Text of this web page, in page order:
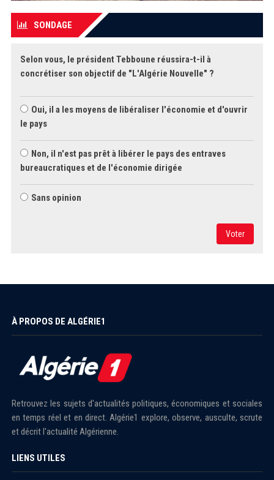
SONDAGE
Selon vous, le président Tebboune réussira-t-il à
concrétiser son objectif de "L'Algérie Nouvelle" ?
Oui, il a les moyens de libéraliser l'économie et d'ouvrir
le pays
Non, il n'est pas prêt à libérer le pays des entraves
bureaucratiques et de l'économie dirigée
Sans opinion
Voter
À PROPOS DE ALGÉRIE1
Retrouvez les sujets d'actualités politiques, économiques et sociales
en temps réel et en direct. Algérie1 explore, observe, ausculte, scrute
et décrit l'actualité Algérienne.
LIENS UTILES